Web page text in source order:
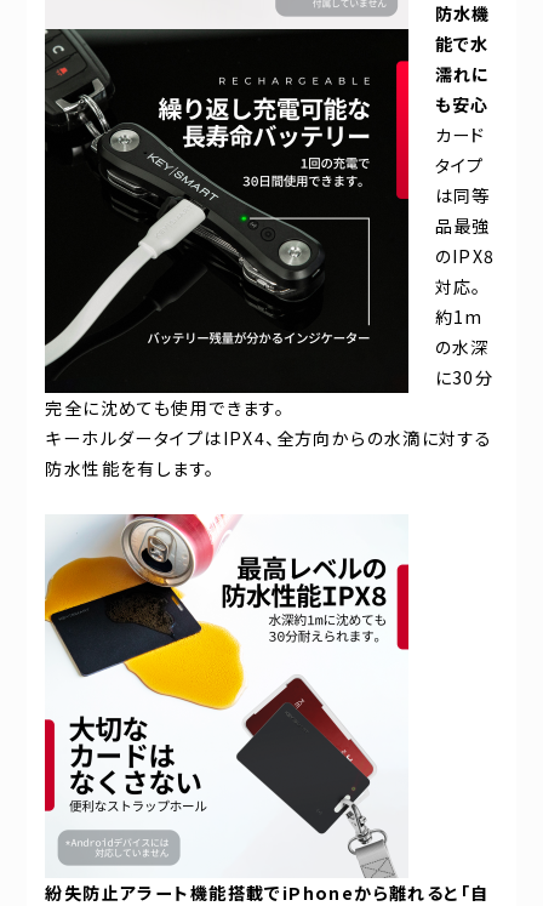
防水機
能で水
濡れに
も安心
カード
タイプ
は同等
品最強
のIPX8
対応。
約1m
の水深
に30分
完全に沈めても使用できます。
キーホルダータイプはIPX4、全方向からの水滴に対する
防水性能を有します。
紛失防止アラート機能搭載でiPhoneから離れると「自